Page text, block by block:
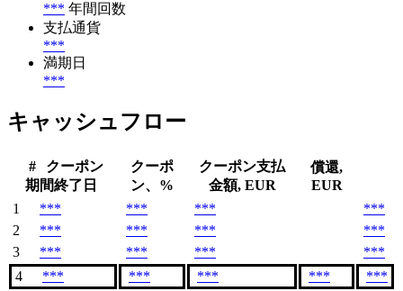
*** 年間回数
支払通貨
***
満期日
***
キャッシュフロー
#
クーポン
期間終了日
クーポ
ン、%
クーポン支払
金額, EUR
償還,
EUR
1
*** *** ***
***
2
*** *** ***
***
3
*** *** ***
***
4
*** *** *** ***
***